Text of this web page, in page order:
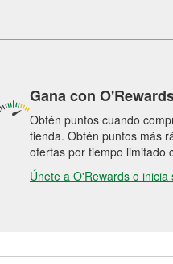
Gana con
Obtén puntos cuando
tienda. Obtén puntos más
ofertas por tiempo limitado
Únete a O'Rewards o inicia